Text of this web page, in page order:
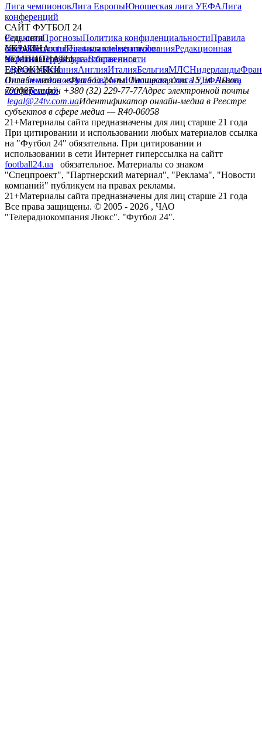
Лига чемпионовЛига ЕвропыЮношеская лига УЕФАЛига
конференций
САЙТ ФУТБОЛ 24
РедакцияПрогнозыПолитика конфиденциальностиПравила
сайтуКонтактыПравила комментированияРедакционная
политикаСтруктура собственности
Соц. сети
facebookxyoutubeinstagramtelegramviber
УКРАИНА
УкраинаПервая лигаВторая лига
ЧЕМПИОНАТЫ
ГерманияИспанияАнглияИталияБельгияМЛСНидерланды
ЕВРОКУБКИ
Лига чемпионовЛига ЕвропыЮношеская лига УЕФАЛига
конференций
Онлайн-медиа «Футбол 24»пл. Галицкая, дом. 15, м. Львов,
79008Телефон +380 (32) 229-77-77Адрес электронной почты
legal@24tv.com.uaИдентификатор онлайн-медиа в Реестре
субъектов в сфере медиа — R40-06058
21+Материалы сайта предназначены для лиц старше 21 года
При цитировании и использовании любых материалов ссылка
на "Футбол 24" обязательна. При цитировании и
использовании в сети Интернет гиперссылка на сайтт
football24.ua
обязательное. Материалы со знаком
"Спецпроект", "Партнерский материал", "Реклама", "Новости
компаний" публикуем на правах рекламы.
21+Материалы сайта предназначены для лиц старше 21 года
Все права защищены. © 2005 - 2026 , ЧАО
"Телерадиокомпания Люкс". "Футбол 24".